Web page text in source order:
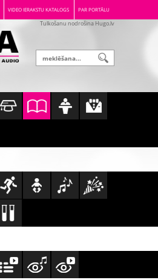
VIDEO IERAKSTU KATALOGS PAR PORTĀLU
Tulkošanu nodrošina Hugo.lv